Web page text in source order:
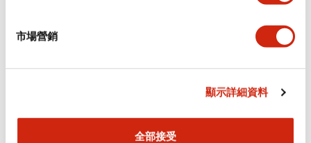
市場營銷
顯示詳細資料
全部接受